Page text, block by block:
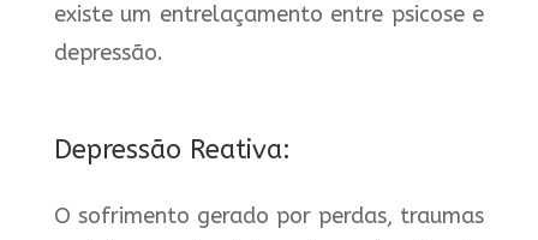
existe um entrelaçamento entre psicose e
depressão.
Depressão Reativa:
O sofrimento gerado por perdas, traumas